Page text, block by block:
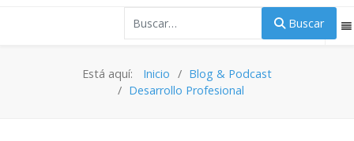
Buscar
Está aquí: Inicio
Blog & Podcast
Desarrollo Profesional